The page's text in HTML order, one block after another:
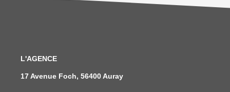
L'AGENCE
17 Avenue Foch, 56400 Auray